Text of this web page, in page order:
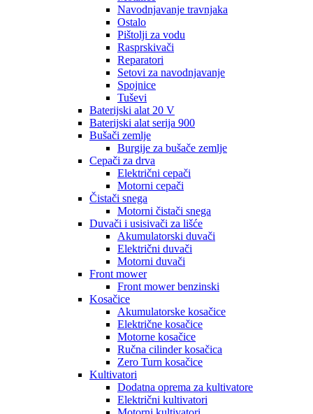
Navodnjavanje travnjaka
Ostalo
Pištolji za vodu
Rasprskivači
Reparatori
Setovi za navodnjavanje
Spojnice
Tuševi
Baterijski alat 20 V
Baterijski alat serija 900
Bušači zemlje
Burgije za bušače zemlje
Cepači za drva
Električni cepači
Motorni cepači
Čistači snega
Motorni čistači snega
Duvači i usisivači za lišće
Akumulatorski duvači
Električni duvači
Motorni duvači
Front mower
Front mower benzinski
Kosačice
Akumulatorske kosačice
Električne kosačice
Motorne kosačice
Ručna cilinder kosačica
Zero Turn kosačice
Kultivatori
Dodatna oprema za kultivatore
Električni kultivatori